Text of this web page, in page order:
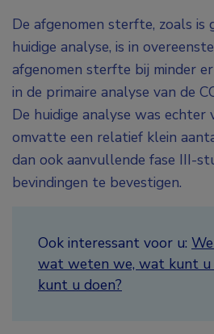
De afgenomen sterfte, zoals is
huidige analyse, is in
afgenomen sterfte bij minder
in de primaire analyse van de
De huidige analyse was echter
omvatte een relatief klein
dan ook aanvullende fase III-
bevindingen te bevestigen.
Ook interessant voor u:
wat weten we, wat kunt
kunt u doen?